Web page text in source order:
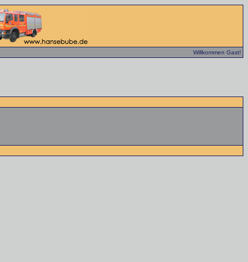
Willkommen Gast!